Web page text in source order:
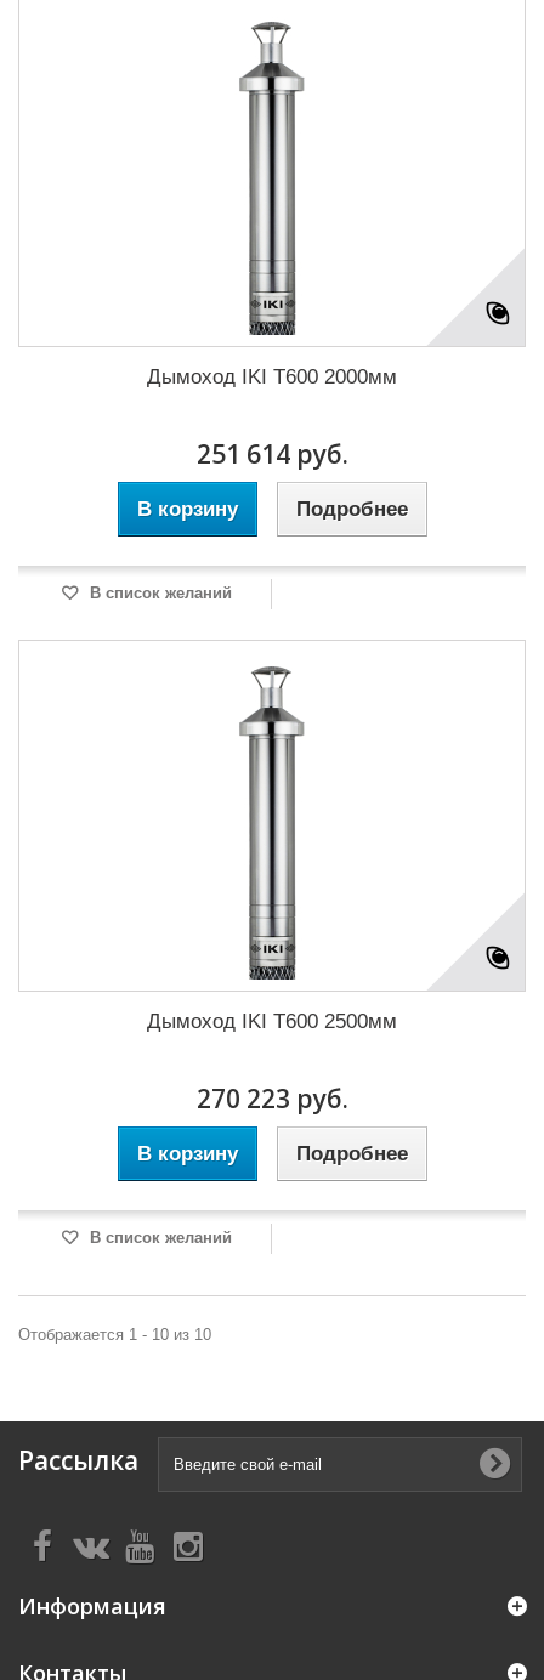
Дымоход IKI T600 2000мм
251 614 руб.
В корзину Подробнее
В список желаний
Дымоход IKI T600 2500мм
270 223 руб.
В корзину Подробнее
В список желаний
Отображается 1 - 10 из 10
Рассылка
Информация
Контакты